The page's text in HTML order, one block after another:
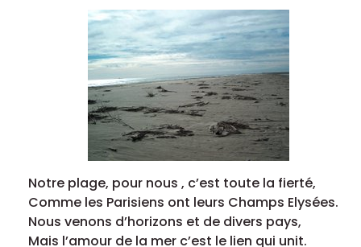
Notre plage, pour nous , c’est toute la fierté,
Comme les Parisiens ont leurs Champs Elysées.
Nous venons d’horizons et de divers pays,
Mais l’amour de la mer c’est le lien qui unit.